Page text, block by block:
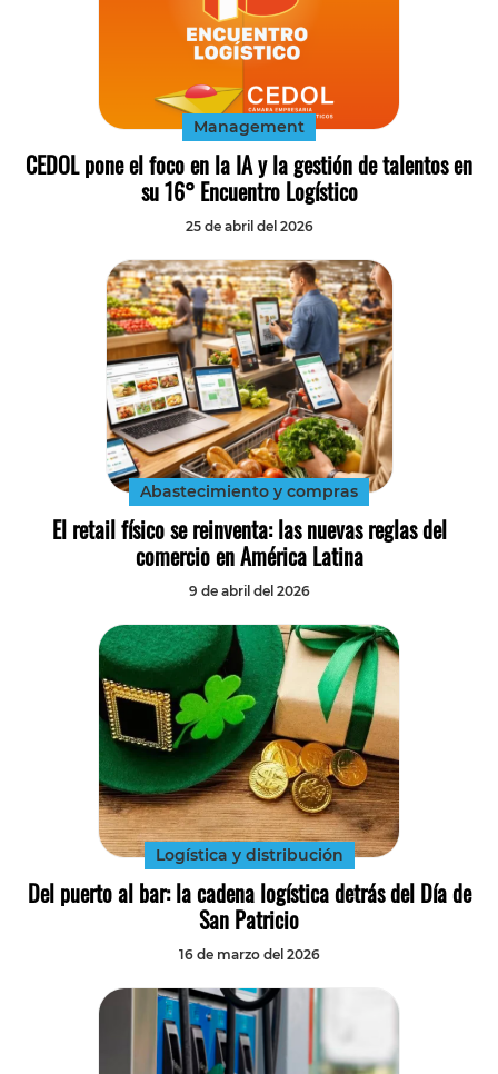
Management
CEDOL pone el foco en la IA y la gestión de talentos en
su 16° Encuentro Logístico
25 de abril del 2026
Abastecimiento y compras
El retail físico se reinventa: las nuevas reglas del
comercio en América Latina
9 de abril del 2026
Logística y distribución
Del puerto al bar: la cadena logística detrás del Día de
San Patricio
16 de marzo del 2026